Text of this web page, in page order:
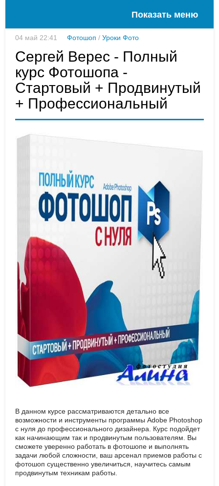
Показать меню
04 май 22:41 Фотошоп /Уроки Фото
Сергей Верес - Полный
курс Фотошопа -
Стартовый + Продвинутый
+ Профессиональный
В данном курсе рассматриваются детально все
возможности и инструменты программы Аdobe Photoshop
с нуля до профессионального дизайнера. Курс подойдет
как начинающим так и продвинутым пользователям. Вы
сможете уверенно работать в фотошопе и выполнять
задачи любой сложности, ваш арсенал приемов работы с
фотошоп существенно увеличиться, научитесь самым
продвинутым техникам работы.